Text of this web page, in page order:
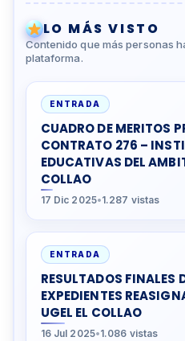
LO MÁS VISTO
Contenido que más personas
plataforma.
ENTRADA
CUADRO DE MERITOS
CONTRATO 276 –
EDUCATIVAS DEL
COLLAO
17 Dic 2025•1.287 vistas
ENTRADA
RESULTADOS FINALES
EXPEDIENTES
UGEL EL COLLAO
16 Jul 2025•1.086 vistas